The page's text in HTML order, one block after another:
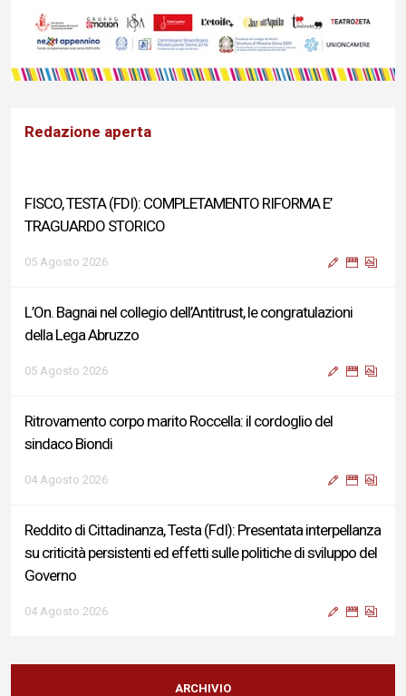
Redazione aperta
FISCO, TESTA (FDI): COMPLETAMENTO RIFORMA E’
TRAGUARDO STORICO
05 Agosto 2026
L’On. Bagnai nel collegio dell’Antitrust, le congratulazioni
della Lega Abruzzo
05 Agosto 2026
Ritrovamento corpo marito Roccella: il cordoglio del
sindaco Biondi
04 Agosto 2026
Reddito di Cittadinanza, Testa (FdI): Presentata interpellanza
su criticità persistenti ed effetti sulle politiche di sviluppo del
Governo
04 Agosto 2026
Sigismondi, Liris e Testa: “Profondo cordoglio e vicinanza al
Ministro Roccella e alla sua famiglia”
ARCHIVIO